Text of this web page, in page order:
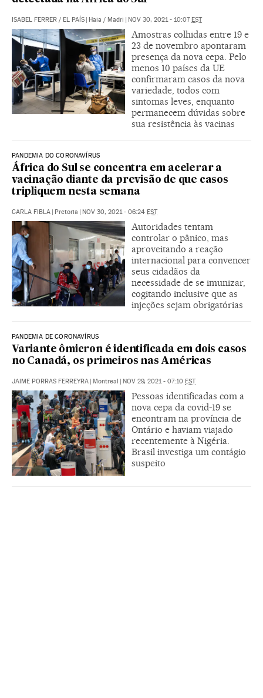
ISABEL FERRER / EL PAÍS | Haia / Madri | NOV 30, 2021 - 10:07EST
Amostras colhidas entre 19 e
23 de novembro apontaram
presença da nova cepa. Pelo
menos 10 países da UE
confirmaram casos da nova
variedade, todos com
sintomas leves, enquanto
permanecem dúvidas sobre
sua resistência às vacinas
PANDEMIA DO CORONAVÍRUS
África do Sul se concentra em acelerar a
vacinação diante da previsão de que casos
tripliquem nesta semana
CARLA FIBLA | Pretoria | NOV 30, 2021 - 06:24 EST
Autoridades tentam
controlar o pânico, mas
aproveitando a reação
internacional para convencer
seus cidadãos da
necessidade de se imunizar,
cogitando inclusive que as
injeções sejam obrigatórias
PANDEMIA DE CORONAVÍRUS
Variante ômicron é identificada em dois casos
no Canadá, os primeiros nas Américas
JAIME PORRAS FERREYRA | Montreal | NOV 29, 2021 - 07:10 EST
Pessoas identificadas com a
nova cepa da covid-19 se
encontram na província de
Ontário e haviam viajado
recentemente à Nigéria.
Brasil investiga um contágio
suspeito